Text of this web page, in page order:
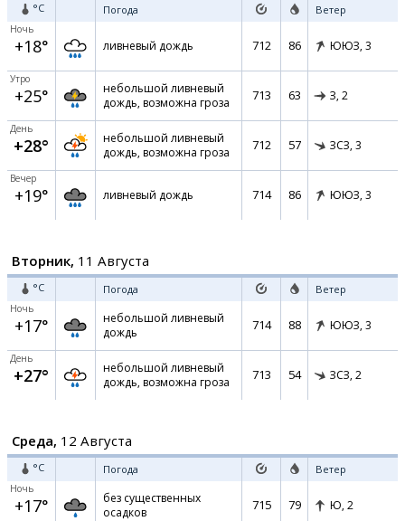
°C Погода Ветер
Ночь
+18° ливневый дождь 712 86 ЮЮЗ, 3
Утро
+25°
небольшой ливневый
дождь, возможна гроза
713 63 З, 2
День
+28°
небольшой ливневый
дождь, возможна гроза
712 57 ЗСЗ, 3
Вечер
+19° ливневый дождь 714 86 ЮЮЗ, 3
Вторник, 11 Августа
°C Погода Ветер
Ночь
+17°
небольшой ливневый
дождь
714 88 ЮЮЗ, 3
День
+27°
небольшой ливневый
дождь, возможна гроза
713 54 ЗСЗ, 2
Среда, 12 Августа
°C Погода Ветер
Ночь
+17°
без существенных
осадков
715 79 Ю, 2